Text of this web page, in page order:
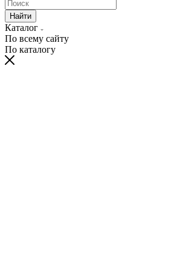
Найти
Каталог
По всему сайту
По каталогу